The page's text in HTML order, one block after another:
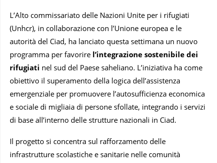
L’Alto commissariato delle Nazioni Unite per i rifugiati
(Unhcr), in collaborazione con l’Unione europea e le
autorità del Ciad, ha lanciato questa settimana un nuovo
programma per favorire l’integrazione sostenibile dei
rifugiati nel sud del Paese saheliano. L’iniziativa ha come
obiettivo il superamento della logica dell’assistenza
emergenziale per promuovere l’autosufficienza economica
e sociale di migliaia di persone sfollate, integrando i servizi
di base all’interno delle strutture nazionali in Ciad.
Il progetto si concentra sul rafforzamento delle
infrastrutture scolastiche e sanitarie nelle comunità